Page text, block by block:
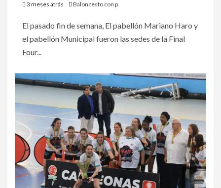
3 meses atrás Baloncesto con p
El pasado fin de semana, El pabellón Mariano Haro y
el pabellón Municipal fueron las sedes de la Final
Four...